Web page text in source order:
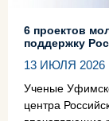
6 проектов
поддержку
13 ИЮЛЯ 2026
Ученые
центра